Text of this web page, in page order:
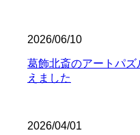
2026/06/10
葛飾北斎のアートパ
えました
2026/04/01